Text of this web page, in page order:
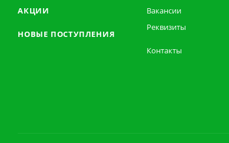
АКЦИИ
НОВЫЕ ПОСТУПЛЕНИЯ
Вакансии
Реквизиты
Контакты